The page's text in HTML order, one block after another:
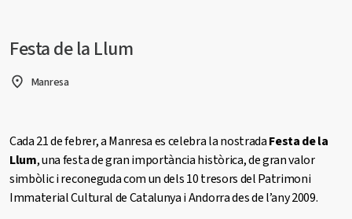
Festa de la Llum
Manresa
Cada 21 de febrer, a Manresa es celebra la nostradaFesta de la
Llum, una festa de gran importància històrica, de gran valor
simbòlic i reconeguda com un dels 10 tresors del Patrimoni
Immaterial Cultural de Catalunya i Andorra des de l’any 2009.